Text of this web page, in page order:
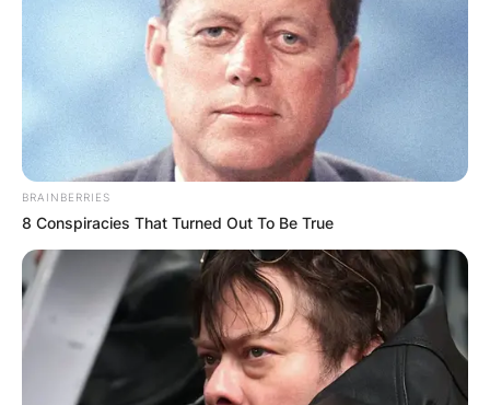
поточно XIII-XIV век.
Сепак и покрај својот издржлив дух,
црквата Свети Никола се соочи со
суровата реалност на занемарување и
напуштање. Како и многу историски
што го заслужува. Сега, нејзина единствена
светилка на надеж е Здружението на
граѓани за заштита и зачувување кое се
впушта во благороден потфат – да ја
обнови и оживее суштината на црквата
BRAINBERRIES
8 Conspiracies That Turned Out To Be True